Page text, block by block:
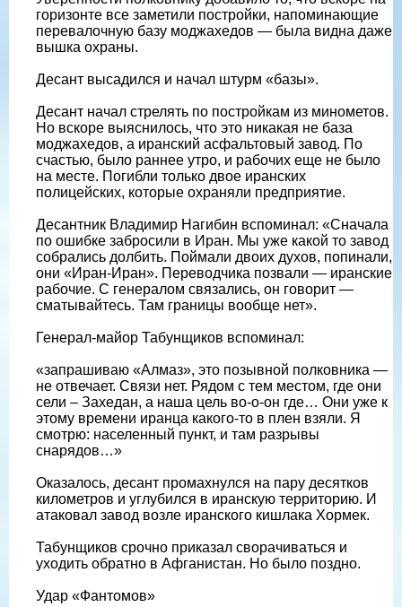
горизонте все заметили постройки, напоминающие
перевалочную базу моджахедов — была видна даже
вышка охраны.
Десант высадился и начал штурм «базы».
Десант начал стрелять по постройкам из минометов.
Но вскоре выяснилось, что это никакая не база
моджахедов, а иранский асфальтовый завод. По
счастью, было раннее утро, и рабочих еще не было
на месте. Погибли только двое иранских
полицейских, которые охраняли предприятие.
Десантник Владимир Нагибин вспоминал: «Сначала
по ошибке забросили в Иран. Мы уже какой то завод
собрались долбить. Поймали двоих духов, попинали,
они «Иран-Иран». Переводчика позвали — иранские
рабочие. С генералом связались, он говорит —
сматывайтесь. Там границы вообще нет».
Генерал-майор Табунщиков вспоминал:
«запрашиваю «Алмаз», это позывной полковника —
не отвечает. Связи нет. Рядом с тем местом, где они
сели – Захедан, а наша цель во-о-он где… Они уже к
этому времени иранца какого-то в плен взяли. Я
смотрю: населенный пункт, и там разрывы
снарядов…»
Оказалось, десант промахнулся на пару десятков
километров и углубился в иранскую территорию. И
атаковал завод возле иранского кишлака Хормек.
Табунщиков срочно приказал сворачиваться и
уходить обратно в Афганистан. Но было поздно.
Удар «Фантомов»